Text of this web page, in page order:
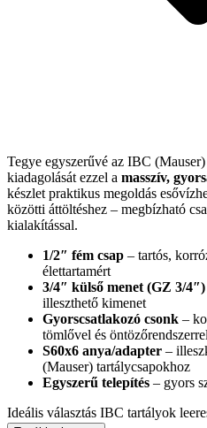
Tegye egyszerűvé az IBC
kiadagolását ezzel a masszív,
készlet praktikus megoldás
közötti áttöltéshez – megbízható
kialakítással.
1/2″ fém csap – tartós,
élettartamért
3/4″ külső menet (GZ 3/4″)
illeszthető kimenet
Gyorscsatlakozó csonk –
tömlővel és öntözőrendszerrel
S60x6 anya/adapter –
(Mauser) tartálycsapokhoz
Egyszerű telepítés – gyors
Ideális választás IBC tartályok